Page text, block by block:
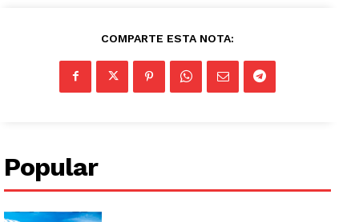
COMPARTE ESTA NOTA:
Popular